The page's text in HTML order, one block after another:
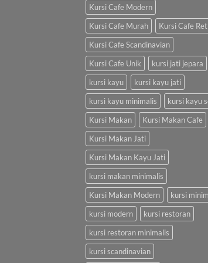
Kursi Cafe Modern
Kursi Cafe Murah
Kursi Cafe
Kursi Cafe Scandinavian
Kursi Cafe Unik
kursi jati jepara
kursi kayu
kursi kayu jati
kursi kayu minimalis
kursi kayu
Kursi Makan
Kursi Makan Cafe
Kursi Makan Jati
Kursi Makan Kayu Jati
kursi makan minimalis
Kursi Makan Modern
kursi
kursi modern
kursi restoran
kursi restoran minimalis
kursi scandinavian